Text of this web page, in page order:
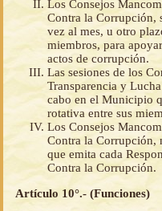
Los Consejos
Contra la Corrupción,
vez al mes, u otro
miembros, para
actos de corrupción.
Las sesiones de los
Transparencia y
cabo en el Municipio
rotativa entre sus
Los Consejos
Contra la Corrupción,
que emita cada
Contra la Corrupción.
Artículo 10°.- (Funciones)